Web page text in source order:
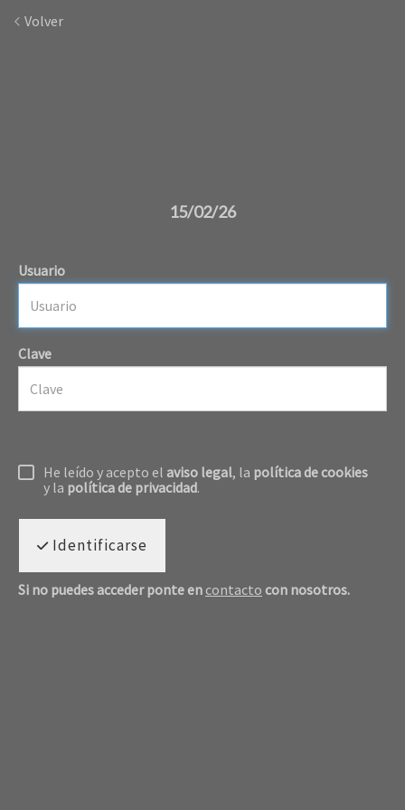
Volver
15/02/26
Usuario
Clave
He leído y acepto el aviso legal, la política de cookies
y la política de privacidad.
Identificarse
Si no puedes acceder ponte en contacto con nosotros.